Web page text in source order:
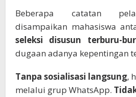
Beberapa catatan
disampaikan mahasiswa
seleksi disusun terburu-
dugaan adanya kepentingan
Tanpa sosialisasi langsung,
melalui grup WhatsApp.